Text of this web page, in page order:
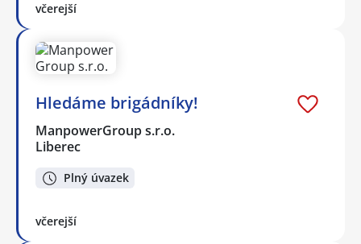
včerejší
Hledáme brigádníky!
ManpowerGroup s.r.o.
Liberec
Plný úvazek
včerejší